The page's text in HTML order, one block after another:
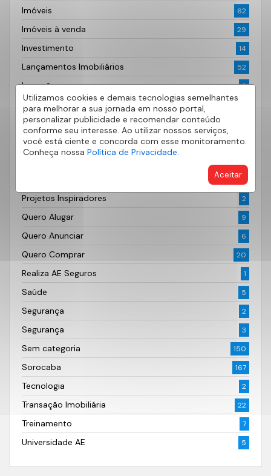
Utilizamos cookies e demais tecnologias semelhantes
para melhorar a sua jornada em nosso portal,
personalizar publicidade e recomendar conteúdo
conforme seu interesse. Ao utilizar nossos serviços,
você está ciente e concorda com esse monitoramento.
Conheça nossa Política de Privacidade.
Aceitar
Imóveis 62
Imóveis à venda 29
Investimento 14
Lançamentos Imobiliários 52
Locação 3
Mercado Financeiro
Mercado Imobiliário
Outros 43
Paisagismo e Jardim
10
Projetos Inspiradores 2
Quero Alugar 9
Quero Anunciar 6
Quero Comprar 20
Realiza AE Seguros 1
Saúde 5
Segurança 2
Segurança 3
Sem categoria 150
Sorocaba 167
Tecnologia 2
Transação Imobiliária 22
Treinamento 7
Universidade AE 5